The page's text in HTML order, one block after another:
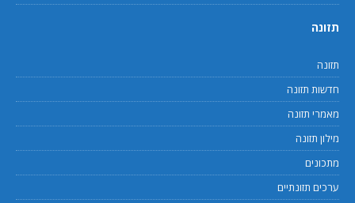
תזונה
תזונה
חדשות תזונה
מאמרי תזונה
מילון תזונה
מתכונים
ערכים תזונתיים